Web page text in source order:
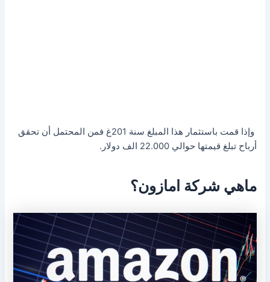
وإذا قمت باستثمار هذا المبلغ سنة 201غ فمن المحتمل أن تحقق
أرباح تبلغ قيمتها حوالي 22.000 الف دولار.
ماهي شركة امازون؟